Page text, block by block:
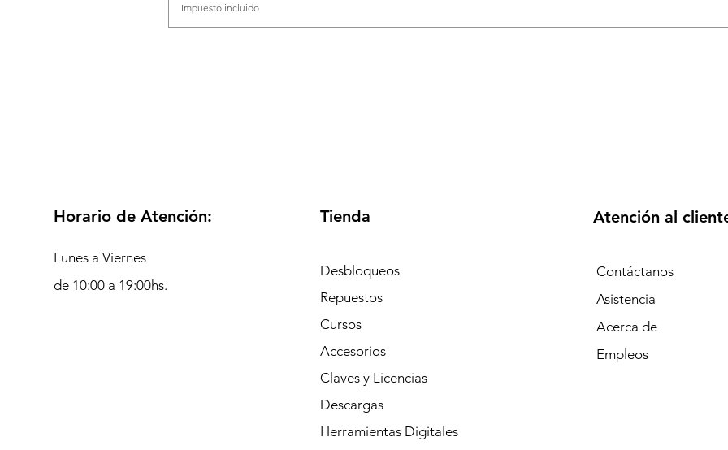
Impuesto incluido
Horario de Atención:
Lunes a Viernes
de 10:00 a 19:00hs.
Tienda
Desbloqueos
Repuestos
Cursos
Accesorios
Claves y Licencias
Descargas
Herramientas Digitales
Atención al
Contáctanos
Asistencia
Acerca de
Empleos